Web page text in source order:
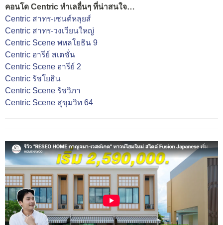
คอนโด Centric ทำเลอื่นๆ ที่น่าสนใจ…
Centric สาทร-เซนต์หลุยส์
Centric สาทร-วงเวียนใหญ่
Centric Scene พหลโยธิน 9
Centric อารีย์ สเตชั่น
Centric Scene อารีย์ 2
Centric รัชโยธิน
Centric Scene รัชวิภา
Centric Scene สุขุมวิท 64